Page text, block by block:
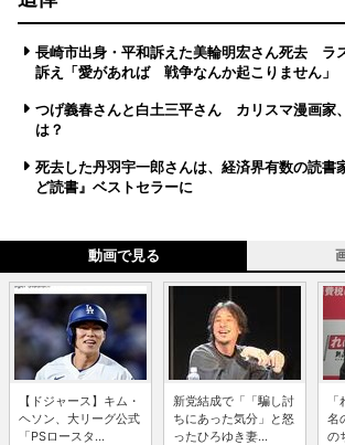
長崎市出身・平和訴えた美輪明宏さん死去 ラ
訴え「愛があれば 戦争なんか起こりません」
つげ義春さんと白土三平さん カリスマ漫画家
は？
死去した丹羽宇一郎さんは、経済界有数の読
ど読書』ベストセラーに
動画で見る
【ドジャース】キム・
ヘソン、大リーグ公式
「PSロースタ...
新党結成で「「騙し討
ちにあった気分」と怒
ったひろゆき妻...
名
の